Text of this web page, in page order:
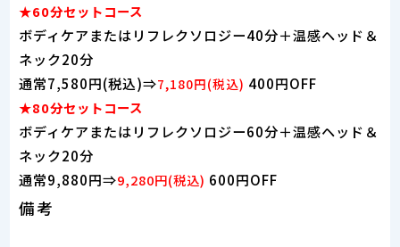
★60分セットコース
ボディケアまたはリフレクソロジー40分＋温感ヘッド＆
ネック20分
通常7,580円(税込)⇒7,180円(税込) 400円OFF
★80分セットコース
ボディケアまたはリフレクソロジー60分＋温感ヘッド＆
ネック20分
通常9,880円⇒9,280円(税込) 600円OFF
備考